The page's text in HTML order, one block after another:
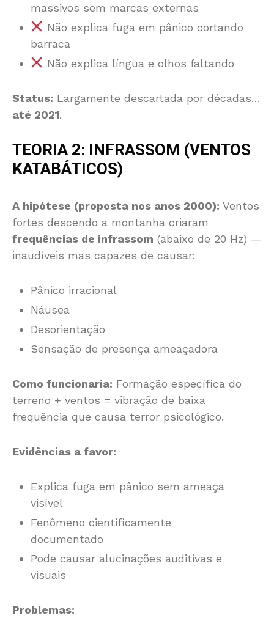
massivos sem marcas externas
Não explica fuga em pânico cortando
barraca
Não explica língua e olhos faltando
Status: Largamente descartada por décadas…
até 2021.
TEORIA 2: INFRASSOM (VENTOS
KATABÁTICOS)
A hipótese (proposta nos anos 2000): Ventos
fortes descendo a montanha criaram
frequências de infrassom (abaixo de 20 Hz) —
inaudíveis mas capazes de causar:
Pânico irracional
Náusea
Desorientação
Sensação de presença ameaçadora
Como funcionaria: Formação específica do
terreno + ventos = vibração de baixa
frequência que causa terror psicológico.
Evidências a favor:
Explica fuga em pânico sem ameaça
visível
Fenômeno cientificamente
documentado
Pode causar alucinações auditivas e
visuais
Problemas: